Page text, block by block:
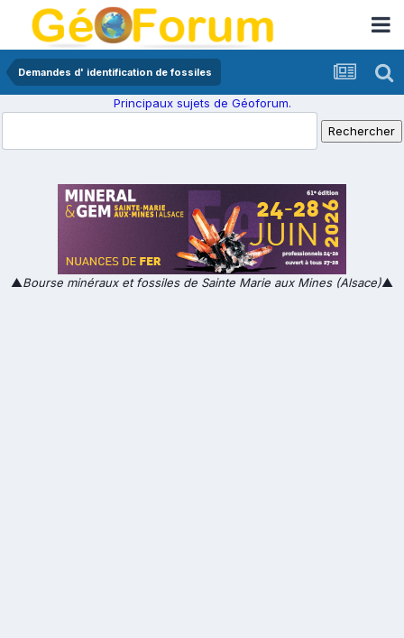
Demandes d' identification de fossiles
Principaux sujets de Géoforum.
▲Bourse minéraux et fossiles de Sainte Marie aux Mines (Alsace)▲